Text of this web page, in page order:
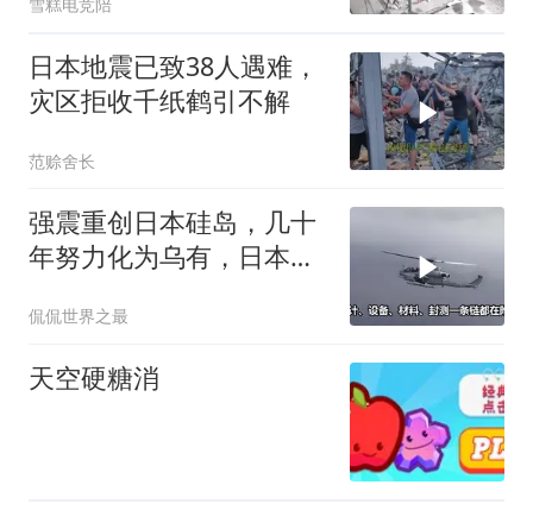
日本地震已致38人遇难，
灾区拒收千纸鹤引不解
范赊舍长
强震重创日本硅岛，几十
年努力化为乌有，日本国
侃侃世界之最
天空硬糖消